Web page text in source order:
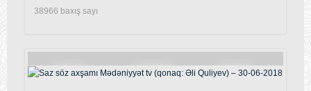
38966 baxış sayı